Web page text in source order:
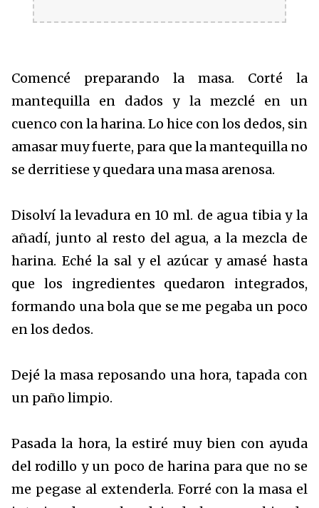
Comencé preparando la masa. Corté la
mantequilla en dados y la mezclé en un
cuenco con la harina. Lo hice con los dedos, sin
amasar muy fuerte, para que la mantequilla no
se derritiese y quedara una masa arenosa.
Disolví la levadura en 10 ml. de agua tibia y la
añadí, junto al resto del agua, a la mezcla de
harina. Eché la sal y el azúcar y amasé hasta
que los ingredientes quedaron integrados,
formando una bola que se me pegaba un poco
en los dedos.
Dejé la masa reposando una hora, tapada con
un paño limpio.
Pasada la hora, la estiré muy bien con ayuda
del rodillo y un poco de harina para que no se
me pegase al extenderla. Forré con la masa el